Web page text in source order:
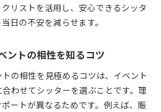
リストを活用し、安心できるシッタ
日の不安を減らせます。
ントの相性を知るコツ
の相性を見極めるコツは、イベント
わせてシッターを選ぶことです。理
ートが異なるためです。例えば、賑